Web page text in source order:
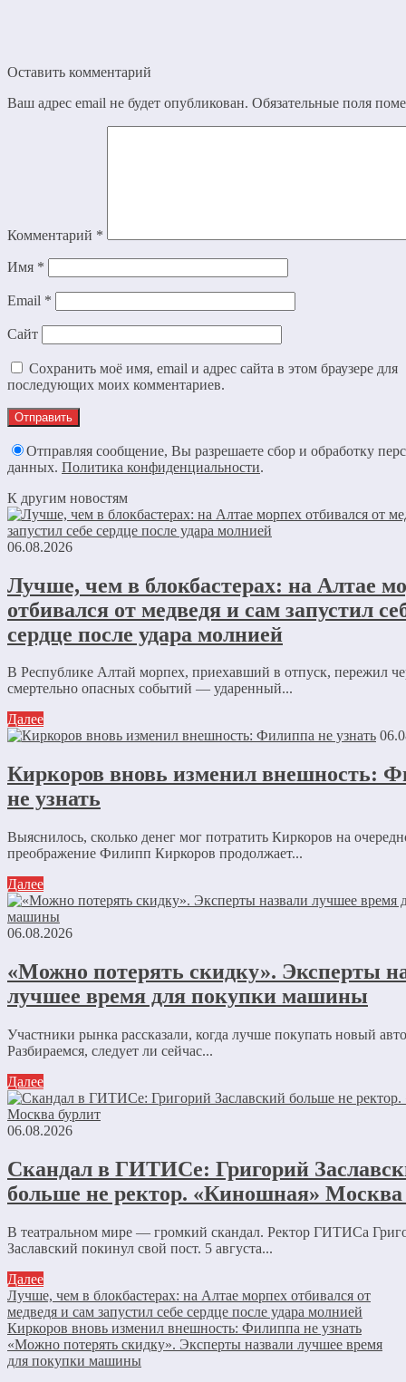
Оставить комментарий
Ваш адрес email не будет опубликован. Обязательные поля
Комментарий *
Имя *
Email *
Сайт
Сохранить моё имя, email и адрес сайта в этом браузере для
последующих моих комментариев.
Отправляя сообщение, Вы разрешаете сбор и обработку
данных. Политика конфиденциальности.
К другим новостям
06.08.2026
Лучше, чем в блокбастерах: на Алтае
отбивался от медведя и сам запустил
сердце после удара молнией
В Республике Алтай морпех, приехавший в отпуск, пережил
смертельно опасных событий — ударенный...
Далее
Киркоров вновь изменил внешность:
не узнать
Выяснилось, сколько денег мог потратить Киркоров на
преображение Филипп Киркоров продолжает...
Далее
06.08.2026
«Можно потерять скидку». Эксперты
лучшее время для покупки машины
Участники рынка рассказали, когда лучше покупать новый
Разбираемся, следует ли сейчас...
Далее
06.08.2026
Скандал в ГИТИСе: Григорий
больше не ректор. «Киношная» Москва
В театральном мире — громкий скандал. Ректор ГИТИСа
Заславский покинул свой пост. 5 августа...
Далее
Лучше, чем в блокбастерах: на Алтае морпех отбивался от
медведя и сам запустил себе сердце после удара молнией
Киркоров вновь изменил внешность: Филиппа не узнать
«Можно потерять скидку». Эксперты назвали лучшее время
для покупки машины